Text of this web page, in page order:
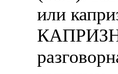
или